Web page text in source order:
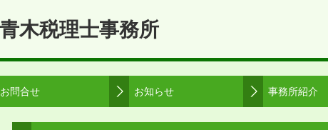
お問合せ お知らせ 事務所紹介